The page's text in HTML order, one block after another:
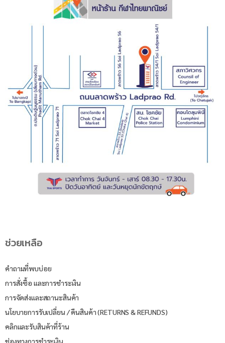
ช่วยเหลือ
คำถามที่พบบ่อย
การสั่งซื้อ และการชำระเงิน
การจัดส่งและสถานะสินค้า
นโยบายการรับเปลี่ยน / คืนสินค้า (RETURNS & REFUNDS)
คลิกและรับสินค้าที่ร้าน
ช่องทางการชำระเงิน